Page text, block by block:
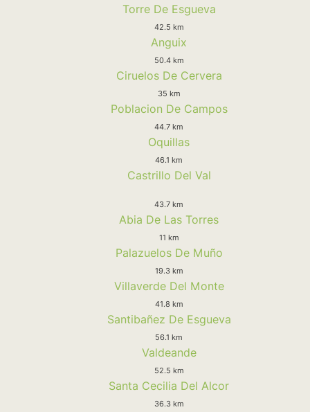
Torre De Esgueva
42.5 km
Anguix
50.4 km
Ciruelos De Cervera
35 km
Poblacion De Campos
44.7 km
Oquillas
46.1 km
Castrillo Del Val
43.7 km
Abia De Las Torres
11 km
Palazuelos De Muño
19.3 km
Villaverde Del Monte
41.8 km
Santibañez De Esgueva
56.1 km
Valdeande
52.5 km
Santa Cecilia Del Alcor
36.3 km